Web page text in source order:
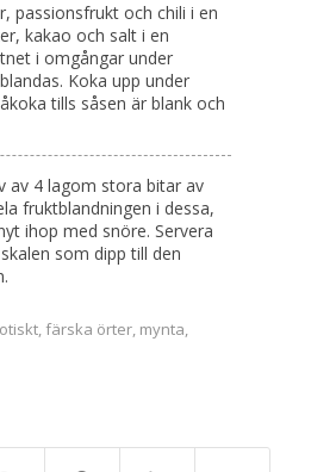
passionsfrukt och chili i en
kakao och salt i en
i omgångar under
Koka upp under
tills såsen är blank och
av 4 lagom stora bitar av
fruktblandningen i dessa,
ihop med snöre. Servera
som dipp till den
,färska örter, mynta,